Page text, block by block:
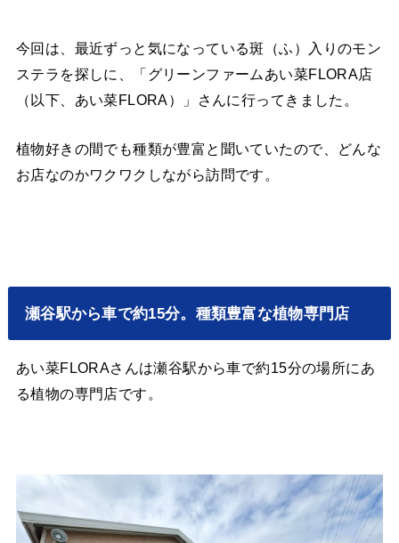
今回は、最近ずっと気になっている斑（ふ）入りのモン
ステラを探しに、「グリーンファームあい菜FLORA店
（以下、あい菜FLORA）」さんに行ってきました。
植物好きの間でも種類が豊富と聞いていたので、どんな
お店なのかワクワクしながら訪問です。
瀬谷駅から車で約15分。種類豊富な植物専門店
あい菜FLORAさんは瀬谷駅から車で約15分の場所にあ
る植物の専門店です。